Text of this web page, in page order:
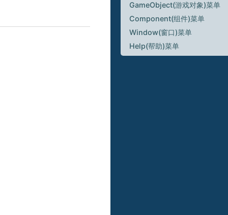
GameObject(游戏对象)菜单
Component(组件)菜单
Window(窗口)菜单
Help(帮助)菜单